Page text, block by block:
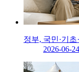
정부, 국민·기
2026-06-